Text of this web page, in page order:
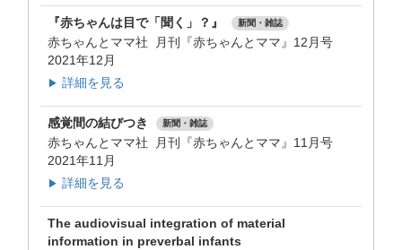
『赤ちゃんは目で「聞く」？』 新聞・雑誌
赤ちゃんとママ社 月刊『赤ちゃんとママ』12月号
2021年12月
▶ 詳細を見る
感覚間の結びつき 新聞・雑誌
赤ちゃんとママ社 月刊『赤ちゃんとママ』11月号
2021年11月
▶ 詳細を見る
The audiovisual integration of material
information in preverbal infants